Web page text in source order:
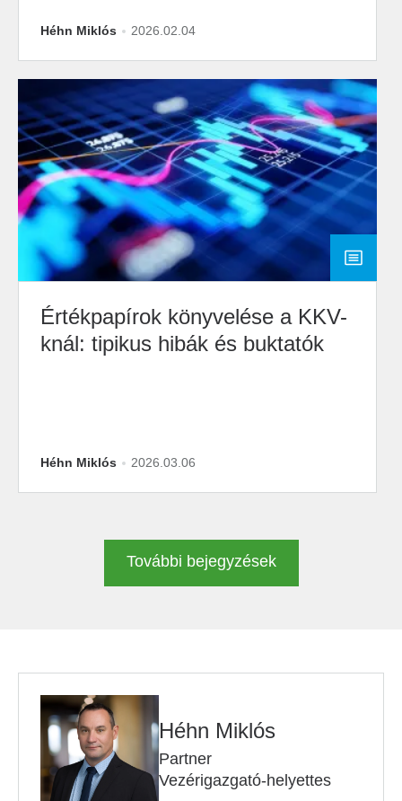
Héhn Miklós 2026.02.04
Értékpapírok könyvelése a KKV-
knál: tipikus hibák és buktatók
Héhn Miklós 2026.03.06
További bejegyzések
Héhn Miklós
Partner
Vezérigazgató-helyettes